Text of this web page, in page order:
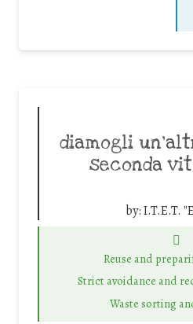
diamogli
seconda
by:I.T.E.T.
Reuse and
Strict avoidance and
Waste sorting